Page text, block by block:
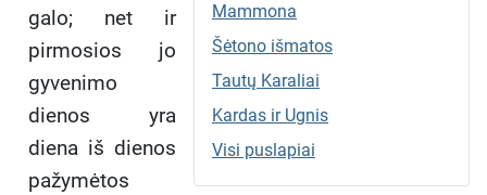
Mammona
Šėtono išmatos
Tautų Karaliai
Kardas ir Ugnis
Visi puslapiai
galo; net ir
pirmosios jo
gyvenimo
dienos yra
diena iš dienos
pažymėtos